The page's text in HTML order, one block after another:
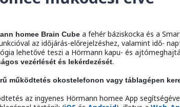
homee Brain Cube a fehér báziskocka és a
az időjárás-előrejelzéshez, valamint idő-
lehetővé teszi a Hörmann kapu- és
vezérlését és lekérdezését.
működtetés okostelefonon vagy táblagépen
az ingyenes Hörmann homee App